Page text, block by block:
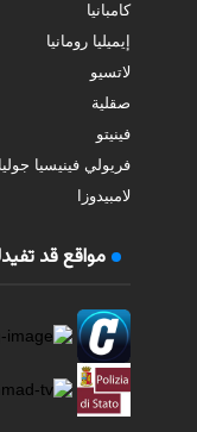
كامبانيا
إيميليا رومانيا
لاتسيو
صقلية
فينيتو
فريولي فينيسيا جوليا
لامبيدوزا
مواقع قد